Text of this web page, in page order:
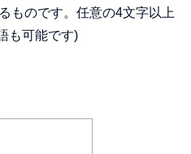
ものです。任意の4文字以上
も可能です)